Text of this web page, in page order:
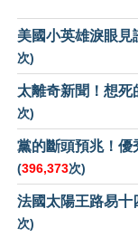
美國小英雄淚眼見
次)
太離奇新聞！想死
次)
黨的斷頭預兆！優
(396,373次)
法國太陽王路易十
次)